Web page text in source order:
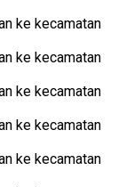
ke kecamatan
ke kecamatan
ke kecamatan
ke kecamatan
ke kecamatan